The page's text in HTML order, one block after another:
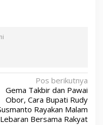
Pos berikutnya
Gema Takbir dan Pawai
Obor, Cara Bupati Rudy
Rayakan Malam
Lebaran Bersama Rakyat